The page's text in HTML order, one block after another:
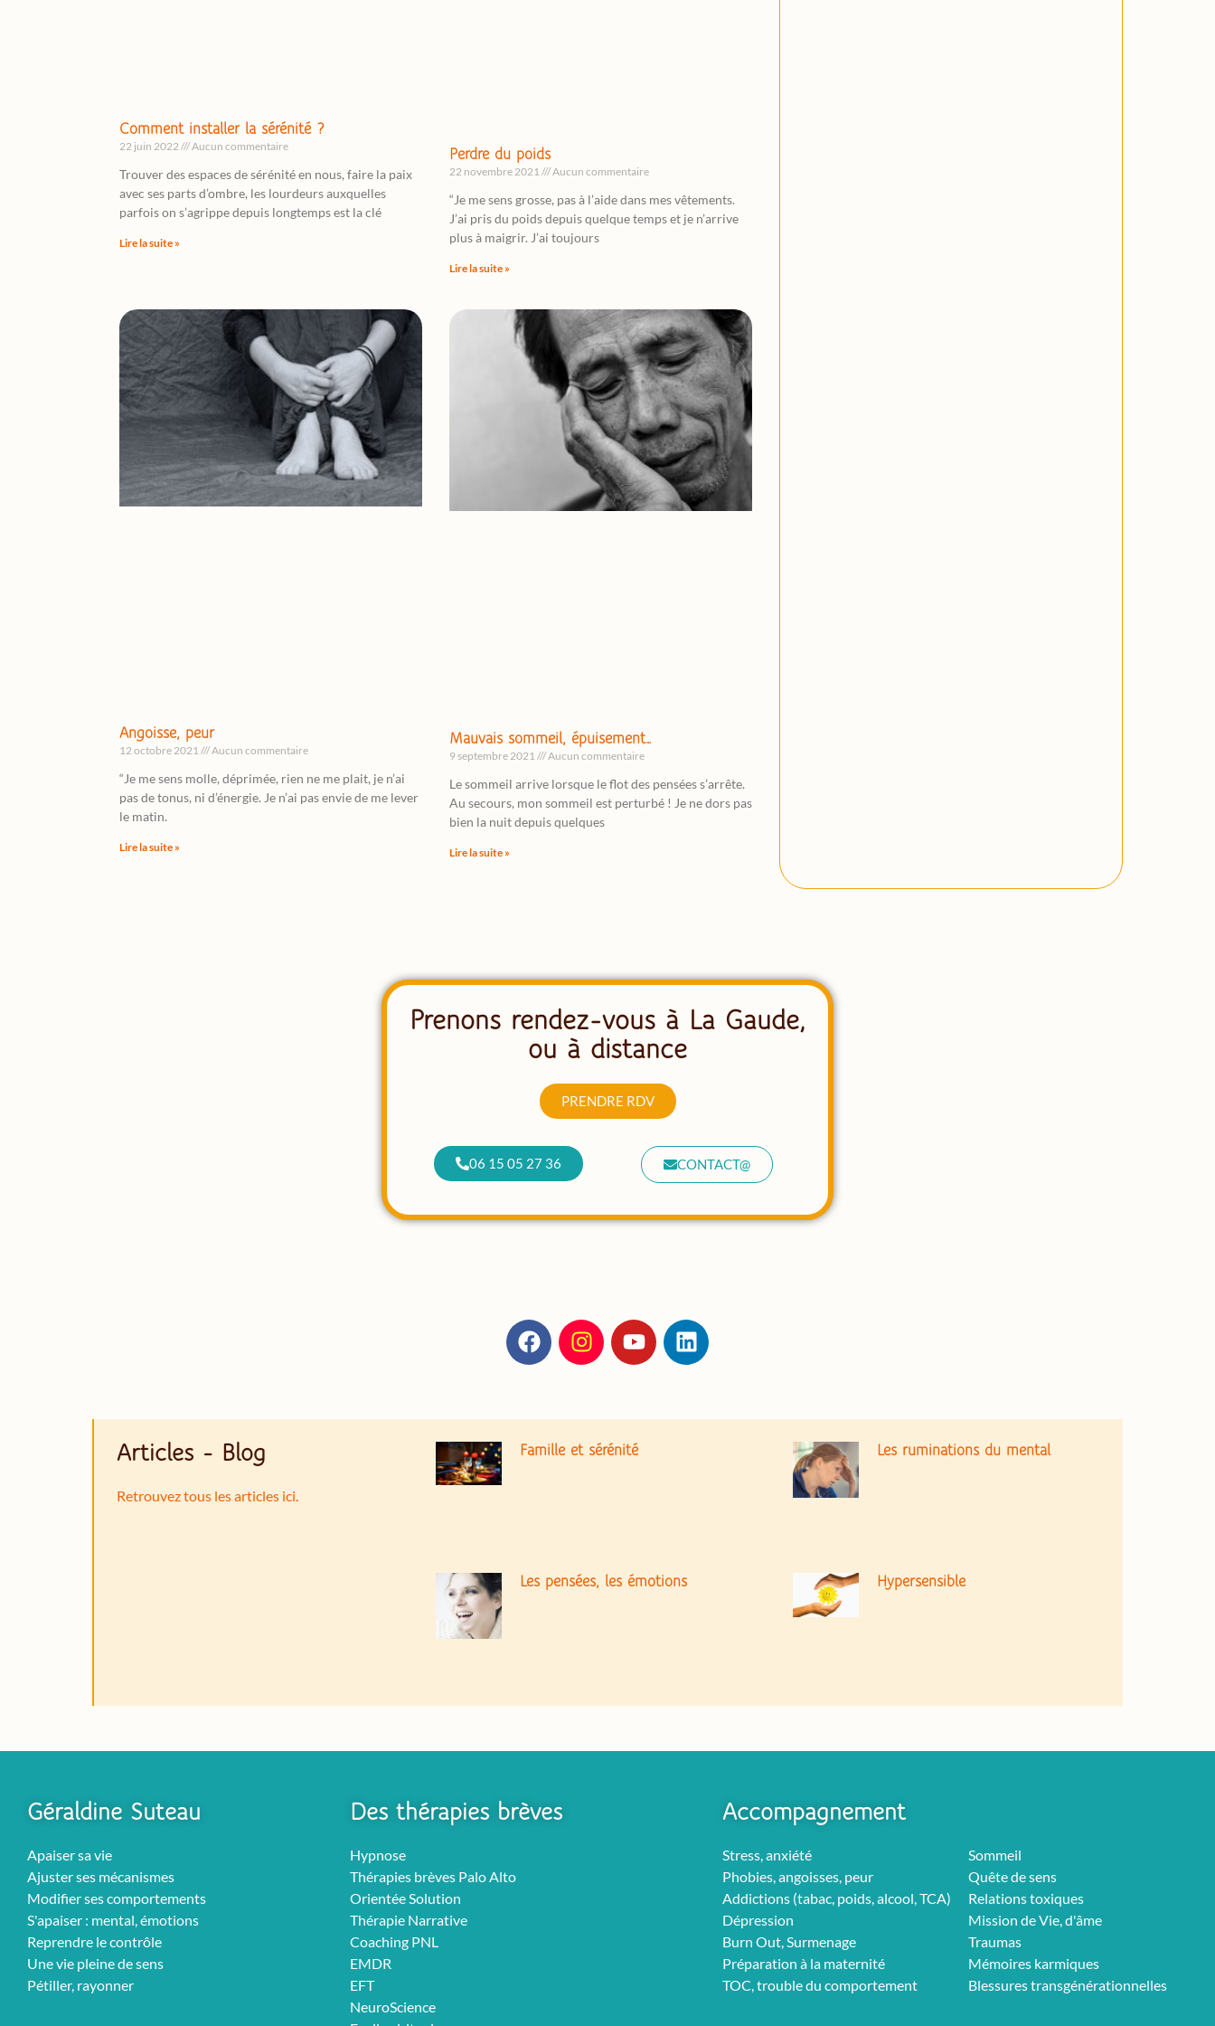
Comment installer la sérénité ?
22 juin 2022 Aucun commentaire
Trouver des espaces de sérénité en nous, faire la paix
avec ses parts d’ombre, les lourdeurs auxquelles
parfois on s’agrippe depuis longtemps est la clé
Lire la suite »
Perdre du poids
22 novembre 2021 Aucun commentaire
“Je me sens grosse, pas à l’aide dans mes vêtements.
J’ai pris du poids depuis quelque temps et je n’arrive
plus à maigrir. J’ai toujours
Lire la suite »
Angoisse, peur
12 octobre 2021 Aucun commentaire
“Je me sens molle, déprimée, rien ne me plait, je n’ai
pas de tonus, ni d’énergie. Je n’ai pas envie de me lever
le matin.
Lire la suite »
Mauvais sommeil, épuisement…
9 septembre 2021 Aucun commentaire
Le sommeil arrive lorsque le flot des pensées s’arrête.
Au secours, mon sommeil est perturbé ! Je ne dors pas
bien la nuit depuis quelques
Lire la suite »
Prenons rendez-vous à La Gaude,
ou à distance
PRENDRE RDV
06 15 05 27 36 CONTACT@
Articles - Blog
Retrouvez tous les articles ici.
Famille et sérénité Les ruminations du mental
Les pensées, les émotions Hypersensible
Géraldine Suteau
Apaiser sa vie
Ajuster ses mécanismes
Modifier ses comportements
S'apaiser : mental, émotions
Reprendre le contrôle
Une vie pleine de sens
Pétiller, rayonner
Des thérapies brèves
Hypnose
Thérapies brèves Palo Alto
Orientée Solution
Thérapie Narrative
Coaching PNL
EMDR
EFT
NeuroScience
Accompagnement
Stress, anxiété
Phobies, angoisses, peur
Addictions (tabac, poids, alcool, TCA)
Dépression
Burn Out, Surmenage
Préparation à la maternité
TOC, trouble du comportement
Sommeil
Quête de sens
Relations toxiques
Mission de Vie, d'âme
Traumas
Mémoires karmiques
Blessures transgénérationnelles